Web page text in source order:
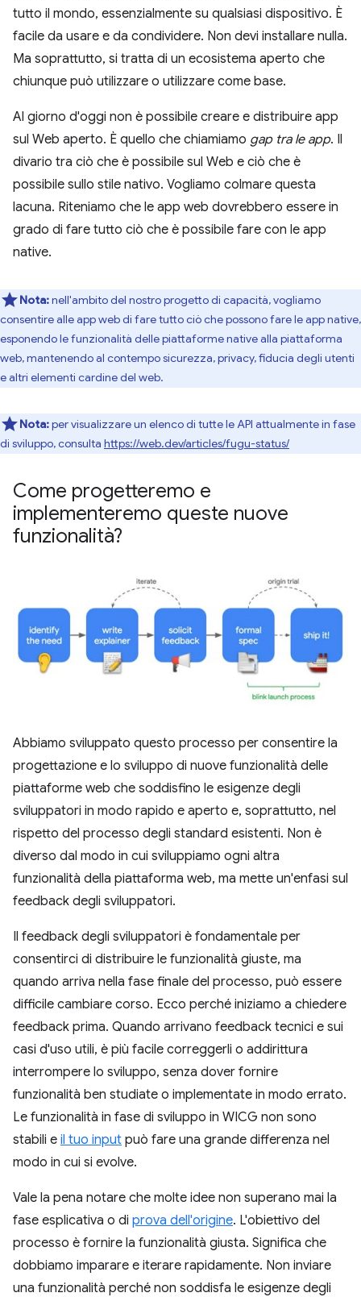
tutto il mondo, essenzialmente su qualsiasi dispositivo. È
facile da usare e da condividere. Non devi installare nulla.
Ma soprattutto, si tratta di un ecosistema aperto che
chiunque può utilizzare o utilizzare come base.
Al giorno d'oggi non è possibile creare e distribuire app
sul Web aperto. È quello che chiamiamo gap tra le app. Il
divario tra ciò che è possibile sul Web e ciò che è
possibile sullo stile nativo. Vogliamo colmare questa
lacuna. Riteniamo che le app web dovrebbero essere in
grado di fare tutto ciò che è possibile fare con le app
native.
Nota:nell'ambito del nostro progetto di capacità, vogliamo
consentire alle app web di fare tutto ciò che possono fare le app native,
esponendo le funzionalità delle piattaforme native alla piattaforma
web, mantenendo al contempo sicurezza, privacy, fiducia degli utenti
e altri elementi cardine del web.
Nota:per visualizzare un elenco di tutte le API attualmente in fase
di sviluppo, consulta https://web.dev/articles/fugu-status/
Come progetteremo e
implementeremo queste nuove
funzionalità?
Abbiamo sviluppato questo processo per consentire la
progettazione e lo sviluppo di nuove funzionalità delle
piattaforme web che soddisfino le esigenze degli
sviluppatori in modo rapido e aperto e, soprattutto, nel
rispetto del processo degli standard esistenti. Non è
diverso dal modo in cui sviluppiamo ogni altra
funzionalità della piattaforma web, ma mette un'enfasi sul
feedback degli sviluppatori.
Il feedback degli sviluppatori è fondamentale per
consentirci di distribuire le funzionalità giuste, ma
quando arriva nella fase finale del processo, può essere
difficile cambiare corso. Ecco perché iniziamo a chiedere
feedback prima. Quando arrivano feedback tecnici e sui
casi d'uso utili, è più facile correggerli o addirittura
interrompere lo sviluppo, senza dover fornire
funzionalità ben studiate o implementate in modo errato.
Le funzionalità in fase di sviluppo in WICG non sono
stabili e il tuo input può fare una grande differenza nel
modo in cui si evolve.
Vale la pena notare che molte idee non superano mai la
fase esplicativa o di prova dell'origine. L'obiettivo del
processo è fornire la funzionalità giusta. Significa che
dobbiamo imparare e iterare rapidamente. Non inviare
una funzionalità perché non soddisfa le esigenze degli